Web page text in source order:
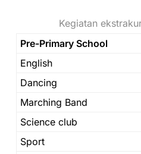
Kegiatan
Pre-Primary School
English
Dancing
Marching Band
Science club
Sport